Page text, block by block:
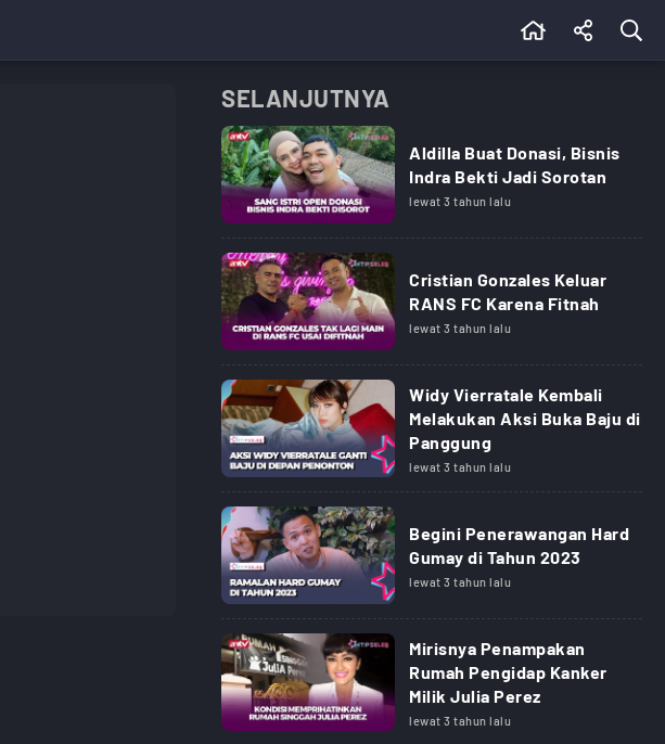
SELANJUTNYA
Aldilla Buat Donasi, Bisnis
Indra Bekti Jadi Sorotan
lewat 3 tahun lalu
Cristian Gonzales Keluar
RANS FC Karena Fitnah
lewat 3 tahun lalu
Widy Vierratale Kembali
Melakukan Aksi Buka Baju di
Panggung
lewat 3 tahun lalu
Begini Penerawangan Hard
Gumay di Tahun 2023
lewat 3 tahun lalu
Mirisnya Penampakan
Rumah Pengidap Kanker
Milik Julia Perez
lewat 3 tahun lalu